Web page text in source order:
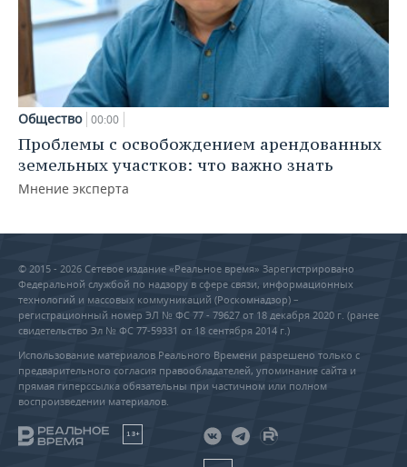
Общество 00:00
Проблемы с освобождением арендованных
земельных участков: что важно знать
Мнение эксперта
© 2015 - 2026 Сетевое издание «Реальное время» Зарегистрировано
Федеральной службой по надзору в сфере связи, информационных
технологий и массовых коммуникаций (Роскомнадзор) –
регистрационный номер ЭЛ № ФС 77 - 79627 от 18 декабря 2020 г. (ранее
свидетельство Эл № ФС 77-59331 от 18 сентября 2014 г.)
Использование материалов Реального Времени разрешено только с
предварительного согласия правообладателей, упоминание сайта и
прямая гиперссылка обязательны при частичном или полном
воспроизведении материалов.
18+